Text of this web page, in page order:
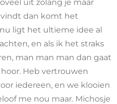
uit zolang je maar
dan komt het
ligt het ultieme idee al
en als ik het straks
man man man dan gaat
Heb vertrouwen
iedereen, en we klooien
me nou maar. Michosje